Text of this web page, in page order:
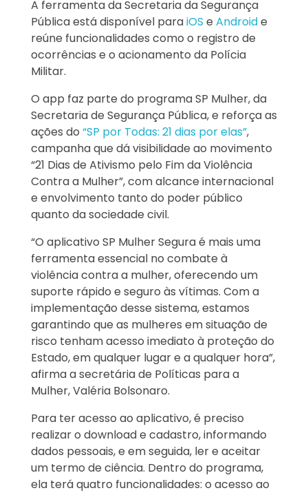
A ferramenta da Secretaria da Segurança
Pública está disponível paraiOS e Androide
reúne funcionalidades como o registro de
ocorrências e o acionamento da Polícia
Militar.
O app faz parte do programa SP Mulher, da
Secretaria de Segurança Pública, e reforça as
ações do “SP por Todas: 21 dias por elas”,
campanha que dá visibilidade ao movimento
“21 Dias de Ativismo pelo Fim da Violência
Contra a Mulher”, com alcance internacional
e envolvimento tanto do poder público
quanto da sociedade civil.
“O aplicativo SP Mulher Segura é mais uma
ferramenta essencial no combate à
violência contra a mulher, oferecendo um
suporte rápido e seguro às vítimas. Com a
implementação desse sistema, estamos
garantindo que as mulheres em situação de
risco tenham acesso imediato à proteção do
Estado, em qualquer lugar e a qualquer hora”,
afirma a secretária de Políticas para a
Mulher, Valéria Bolsonaro.
Para ter acesso ao aplicativo, é preciso
realizar o download e cadastro, informando
dados pessoais, e em seguida, ler e aceitar
um termo de ciência. Dentro do programa,
ela terá quatro funcionalidades: o acesso ao